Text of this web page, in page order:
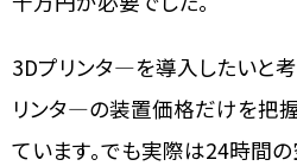
3Dプリンタ―を導入したいと
リンタ―の装置価格だけを把
ています。でも実際は24時間